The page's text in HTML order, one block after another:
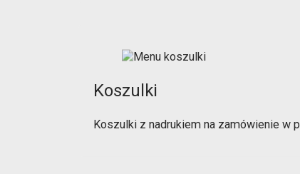
Koszulki
Koszulki z nadrukiem na zamówienie w